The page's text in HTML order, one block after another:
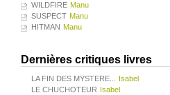
WILDFIRE Manu
SUSPECT Manu
HITMAN Manu
Dernières critiques livres
LA FIN DES MYSTERE...
Isabel
LE CHUCHOTEUR Isabel